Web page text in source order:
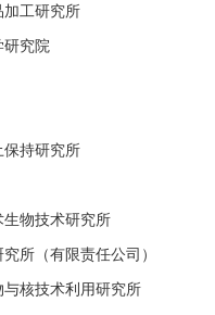
加工研究所
研究院
保持研究所
物技术研究所
所（有限责任公司）
核技术利用研究所